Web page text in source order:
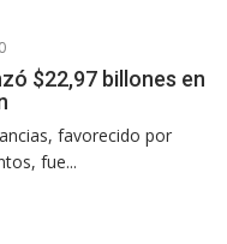
0
$22,97 billones en
favorecido por
fue...